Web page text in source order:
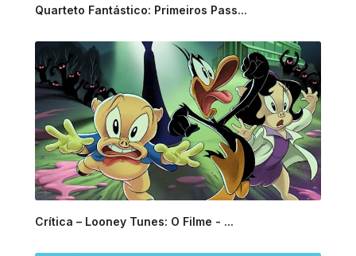
Quarteto Fantástico: Primeiros Pass...
Crítica – Looney Tunes: O Filme - ...